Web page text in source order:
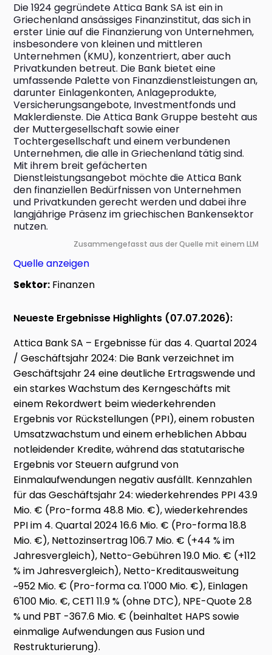
Die 1924 gegründete Attica Bank SA ist ein in
Griechenland ansässiges Finanzinstitut, das sich in
erster Linie auf die Finanzierung von Unternehmen,
insbesondere von kleinen und mittleren
Unternehmen (KMU), konzentriert, aber auch
Privatkunden betreut. Die Bank bietet eine
umfassende Palette von Finanzdienstleistungen an,
darunter Einlagenkonten, Anlageprodukte,
Versicherungsangebote, Investmentfonds und
Maklerdienste. Die Attica Bank Gruppe besteht aus
der Muttergesellschaft sowie einer
Tochtergesellschaft und einem verbundenen
Unternehmen, die alle in Griechenland tätig sind.
Mit ihrem breit gefächerten
Dienstleistungsangebot möchte die Attica Bank
den finanziellen Bedürfnissen von Unternehmen
und Privatkunden gerecht werden und dabei ihre
langjährige Präsenz im griechischen Bankensektor
nutzen.
Zusammengefasst aus der Quelle mit einem LLM
Quelle anzeigen
Sektor: Finanzen
Neueste Ergebnisse Highlights (07.07.2026):
Attica Bank SA – Ergebnisse für das 4. Quartal 2024
/ Geschäftsjahr 2024: Die Bank verzeichnet im
Geschäftsjahr 24 eine deutliche Ertragswende und
ein starkes Wachstum des Kerngeschäfts mit
einem Rekordwert beim wiederkehrenden
Ergebnis vor Rückstellungen (PPI), einem robusten
Umsatzwachstum und einem erheblichen Abbau
notleidender Kredite, während das statutarische
Ergebnis vor Steuern aufgrund von
Einmalaufwendungen negativ ausfällt. Kennzahlen
für das Geschäftsjahr 24: wiederkehrendes PPI 43.9
Mio. € (Pro-forma 48.8 Mio. €), wiederkehrendes
PPI im 4. Quartal 2024 16.6 Mio. € (Pro-forma 18.8
Mio. €), Nettozinsertrag 106.7 Mio. € (+44 % im
Jahresvergleich), Netto-Gebühren 19.0 Mio. € (+112
% im Jahresvergleich), Netto-Kreditausweitung
~952 Mio. € (Pro-forma ca. 1'000 Mio. €), Einlagen
6'100 Mio. €, CET1 11.9 % (ohne DTC), NPE-Quote 2.8
% und PBT -367.6 Mio. € (beinhaltet HAPS sowie
einmalige Aufwendungen aus Fusion und
Restrukturierung).